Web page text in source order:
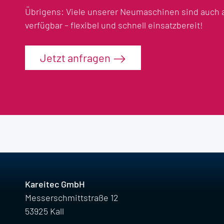
Übrigens: Viele unserer Neumaschinen sind auch
verfügbar – flexibel und schnell einsatzbereit!
Jetzt anfragen
Kareitec GmbH
Messerschmittstraße 12
53925 Kall